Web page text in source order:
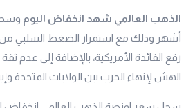
الذهب العالمي شهد انخفاض اليوم
أشهر وذلك مع استمرار الضغط السلبي من
رفع الفائدة الأمريكية، بالإضافة إلى عدم
الهش لإنهاء الحرب بين الولايات المتحدة